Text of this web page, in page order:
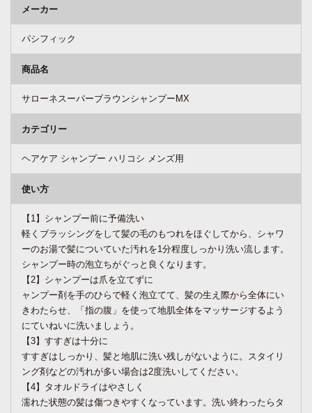
メーカー
パシフィック
商品名
サローネスーパーブラウンシャンプーMX
カテゴリー
ヘアケア シャンプー ハリコシ メンズ用
使い方
【1】シャンプー前に予備洗い
軽くブラッシングをして髪の毛のもつれをほぐしてから、シャワ
ーのお湯で髪についていた汚れを1分程度しっかり洗い流します。
シャンプー時の泡立ちがぐっと良くなります。
【2】シャンプーは爪を立てずに
ャンプー剤を手のひらで軽く泡立てて、髪の生え際から全体にい
きわたらせ、「指の腹」を使って地肌全体をマッサージするよう
にていねいに洗いましょう。
【3】すすぎは十分に
すすぎはしっかり、髪と地肌に洗い残しがないように。スタイリ
ング剤などの汚れが多い場合は2度洗いしてください。
【4】タオルドライはやさしく
濡れた状態の髪は傷つきやすくなっています。洗い終わったらタ